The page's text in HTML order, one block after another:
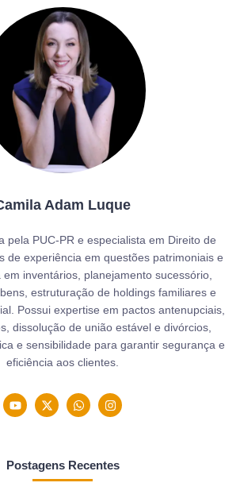
Adam Luque
pela PUC-PR e especialista em Direito de
de experiência em questões patrimoniais e
inventários, planejamento sucessório,
estruturação de holdings familiares e
Possui expertise em pactos antenupciais,
dissolução de união estável e divórcios,
e sensibilidade para garantir segurança e
eficiência aos clientes.
Postagens Recentes